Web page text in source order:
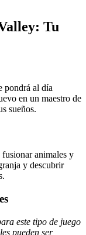
Tu
pondrá al día
en un maestro de
sueños.
animales y
y descubrir
este tipo de juego
pueden ser